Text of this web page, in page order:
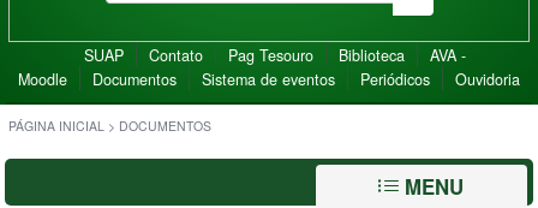
SUAP Contato Pag Tesouro Biblioteca
AVA -
Moodle
Documentos Sistema de eventos Periódicos Ouvidoria
PÁGINA INICIAL > DOCUMENTOS
MENU